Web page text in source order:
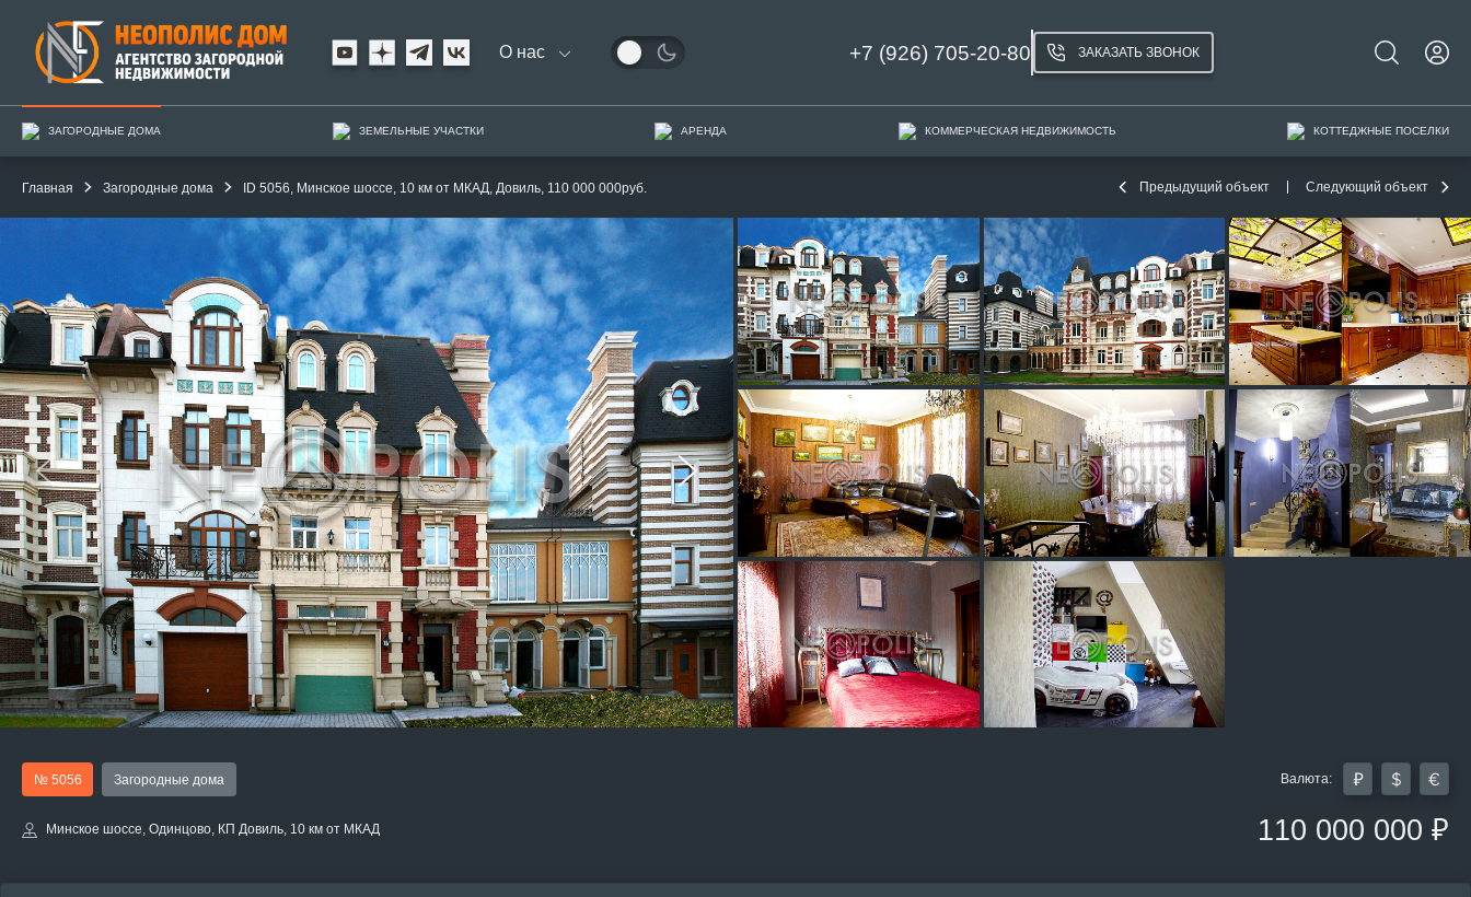
О нас +7 (926) 705-20-80 ЗАКАЗАТЬ ЗВОНОК
ЗАГОРОДНЫЕ ДОМА ЗЕМЕЛЬНЫЕ УЧАСТКИ АРЕНДА КОММЕРЧЕСКАЯ НЕДВИЖИМОСТЬ КОТТЕДЖНЫЕ ПОСЕЛКИ
Главная Загородные дома ID 5056, Минское шоссе, 10 км от МКАД, Довиль, 110 000 000руб. Предыдущий объект Следующий объект
№ 5056 Загородные дома
Минское шоссе, Одинцово, КП Довиль, 10 км от МКАД
Валюта:
110 000 000 ₽